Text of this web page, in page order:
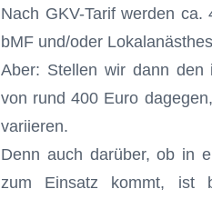
Nach GKV-Tarif werden
bMF und/oder
Aber: Stellen wir dann den
von rund 400 Euro
variieren.
Denn auch darüber, ob in
zum Einsatz kommt, ist